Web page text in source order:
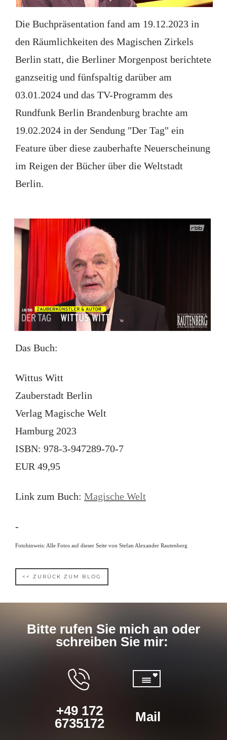
Die Buchpräsentation fand am 19.12.2023 in
den Räumlichkeiten des Magischen Zirkels
Berlin statt, die Berliner Morgenpost berichtete
ganzseitig und fünfspaltig darüber am
03.01.2024 und das TV-Programm des
Rundfunk Berlin Brandenburg brachte am
19.02.2024 in der Sendung "Der Tag" ein
Feature über diese zauberhafte Neuerscheinung
im Reigen der Bücher über die Weltstadt
Berlin.
Das Buch:
Wittus Witt
Zauberstadt Berlin
Verlag Magische Welt
Hamburg 2023
ISBN: 978-3-947289-70-7
EUR 49,95
Link zum Buch: Magische Welt
-
Fotohinweis: Alle Fotos auf dieser Seite von Stefan Alexander Rautenberg
<< ZURÜCK ZUM BLOG
Bitte rufen Sie mich an oder
schreiben Sie mir:
+49 172
6735172
Mail